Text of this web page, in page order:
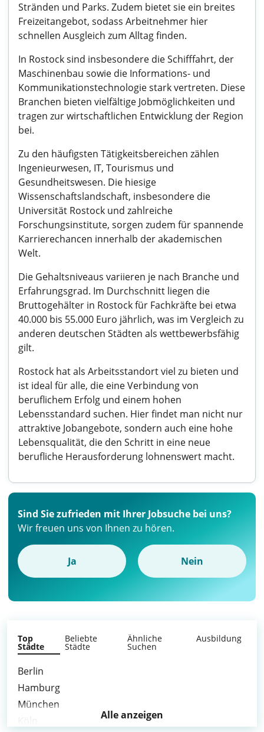
Stränden und Parks. Zudem bietet sie ein breites
Freizeitangebot, sodass Arbeitnehmer hier
schnellen Ausgleich zum Alltag finden.
In Rostock sind insbesondere die Schifffahrt, der
Maschinenbau sowie die Informations- und
Kommunikationstechnologie stark vertreten. Diese
Branchen bieten vielfältige Jobmöglichkeiten und
tragen zur wirtschaftlichen Entwicklung der Region
bei.
Zu den häufigsten Tätigkeitsbereichen zählen
Ingenieurwesen, IT, Tourismus und
Gesundheitswesen. Die hiesige
Wissenschaftslandschaft, insbesondere die
Universität Rostock und zahlreiche
Forschungsinstitute, sorgen zudem für spannende
Karrierechancen innerhalb der akademischen
Welt.
Die Gehaltsniveaus variieren je nach Branche und
Erfahrungsgrad. Im Durchschnitt liegen die
Bruttogehälter in Rostock für Fachkräfte bei etwa
40.000 bis 55.000 Euro jährlich, was im Vergleich zu
anderen deutschen Städten als wettbewerbsfähig
gilt.
Rostock hat als Arbeitsstandort viel zu bieten und
ist ideal für alle, die eine Verbindung von
beruflichem Erfolg und einem hohen
Lebensstandard suchen. Hier findet man nicht nur
attraktive Jobangebote, sondern auch eine hohe
Lebensqualität, die den Schritt in eine neue
berufliche Herausforderung lohnenswert macht.
Sind Sie zufrieden mit Ihrer Jobsuche bei uns?
Wir freuen uns von Ihnen zu hören.
Ja Nein
Top
Städte
Beliebte
Städte
Ähnliche
Suchen
Ausbildung
Berlin
Hamburg
München
Alle anzeigen